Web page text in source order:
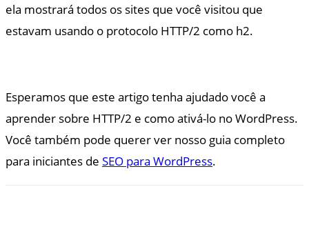
ela mostrará todos os sites que você visitou que
estavam usando o protocolo HTTP/2 como h2.
Esperamos que este artigo tenha ajudado você a
aprender sobre HTTP/2 e como ativá-lo no WordPress.
Você também pode querer ver nosso guia completo
para iniciantes de SEO para WordPress.